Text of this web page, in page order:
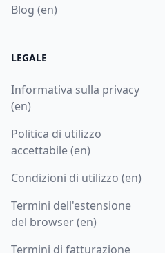
Blog (en)
LEGALE
Informativa sulla privacy
(en)
Politica di utilizzo
accettabile (en)
Condizioni di utilizzo (en)
Termini dell'estensione
del browser (en)
Termini di fatturazione